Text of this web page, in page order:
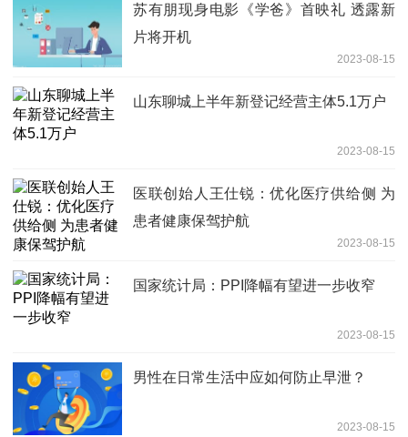
苏有朋现身电影《学爸》首映礼 透露新
片将开机
2023-08-15
山东聊城上半年新登记经营主体5.1万户
2023-08-15
医联创始人王仕锐：优化医疗供给侧 为
患者健康保驾护航
2023-08-15
国家统计局：PPI降幅有望进一步收窄
2023-08-15
男性在日常生活中应如何防止早泄？
2023-08-15